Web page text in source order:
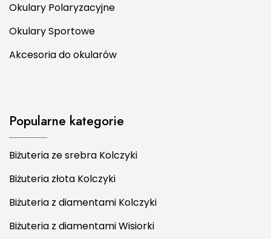
Okulary Polaryzacyjne
Okulary Sportowe
Akcesoria do okularów
Popularne kategorie
Biżuteria ze srebra Kolczyki
Biżuteria złota Kolczyki
Biżuteria z diamentami Kolczyki
Biżuteria z diamentami Wisiorki